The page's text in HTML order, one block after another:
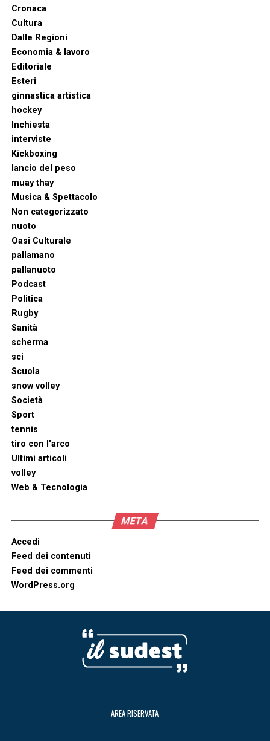
Cronaca
Cultura
Dalle Regioni
Economia & lavoro
Editoriale
Esteri
ginnastica artistica
hockey
Inchiesta
interviste
Kickboxing
lancio del peso
muay thay
Musica & Spettacolo
Non categorizzato
nuoto
Oasi Culturale
pallamano
pallanuoto
Podcast
Politica
Rugby
Sanità
scherma
sci
Scuola
snow volley
Società
Sport
tennis
tiro con l'arco
Ultimi articoli
volley
Web & Tecnologia
META
Accedi
Feed dei contenuti
Feed dei commenti
WordPress.org
AREA RISERVATA